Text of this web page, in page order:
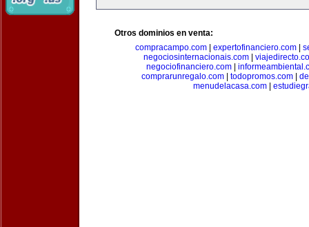
Otros dominios en venta:
compracampo.com| expertofinanciero.com|
negociosinternacionais.com
negociofinanciero.com
comprarunregalo.com| todopromos.com|
menudelacasa.com